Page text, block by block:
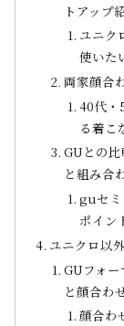
トアップ
ユニク
使いた
両家顔合
40代・
る着こ
GUとの
と組み合
guセミ
ポイン
ユニクロ以
GUフォ
と顔合わ
顔合わ